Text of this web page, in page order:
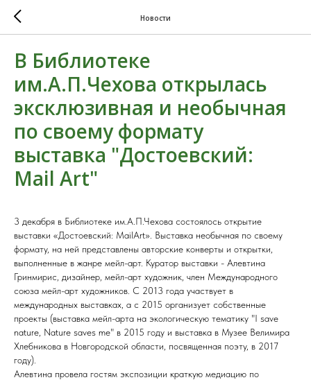
Новости
В Библиотеке
им.А.П.Чехова открылась
эксклюзивная и необычная
по своему формату
выставка "Достоевский:
Mail Art"
3 декабря в Библиотеке им.А.П.Чехова состоялось открытие
выставки «Достоевский: MailArt». Выставка необычная по своему
формату, на ней представлены авторские конверты и открытки,
выполненные в жанре мейл-арт. Куратор выставки - Алевтина
Гринмирис, дизайнер, мейл-арт художник, член Международного
союза мейл-арт художников. С 2013 года участвует в
международных выставках, а с 2015 организует собственные
проекты (выставка мейл-арта на экологическую тематику "I save
nature, Nature saves me" в 2015 году и выставка в Музее Велимира
Хлебникова в Новгородской области, посвященная поэту, в 2017
году).
Алевтина провела гостям экспозиции краткую медиацию по